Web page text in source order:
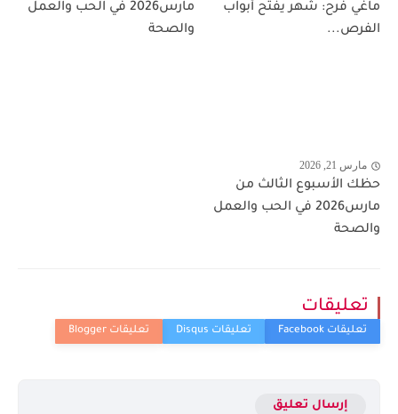
ماغي فرح: شهر يفتح أبواب
الفرص...
مارس2026 في الحب والعمل
والصحة
مارس 21, 2026
حظك الأسبوع الثالث من
مارس2026 في الحب والعمل
والصحة
تعليقات
إرسال تعليق